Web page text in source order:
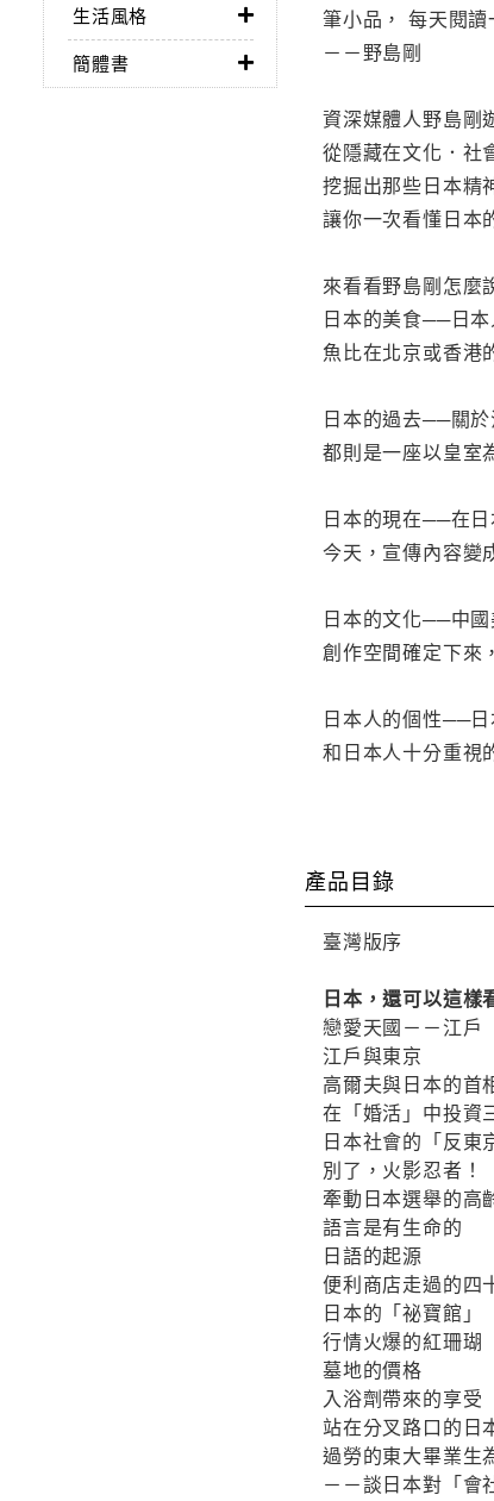
生活風格
簡體書
筆小品， 每天閱讀
－－野島剛
資深媒體人野島剛
從隱藏在文化．社
挖掘出那些日本精
讓你一次看懂日本
來看看野島剛怎麼
日本的美食──日
魚比在北京或香港
日本的過去──關
都則是一座以皇室
日本的現在──在
今天，宣傳內容變
日本的文化──中
創作空間確定下來
日本人的個性──
和日本人十分重視
產品目錄
臺灣版序
日本，還可以這樣
戀愛天國－－江戶
江戶與東京
高爾夫與日本的首
在「婚活」中投資
日本社會的「反東
別了，火影忍者！
牽動日本選舉的高
語言是有生命的
日語的起源
便利商店走過的四
日本的「祕寶館」
行情火爆的紅珊瑚
墓地的價格
入浴劑帶來的享受
站在分叉路口的日
過勞的東大畢業生
－－談日本對「會